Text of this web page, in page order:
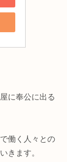
に奉公に出る
働く人々との
きます。